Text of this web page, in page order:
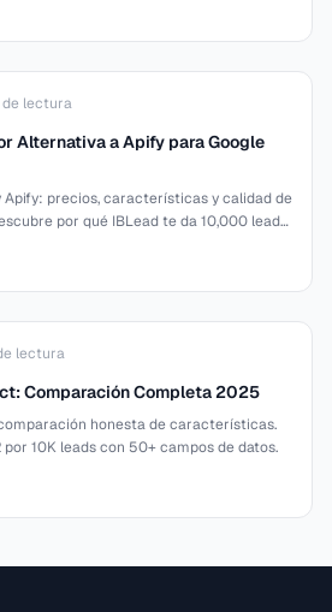
de lectura
Alternativa a Apify para Google
Apify: precios, características y calidad de
por qué IBLead te da 10,000 leads
lectura
Comparación Completa 2025
honesta de características.
10K leads con 50+ campos de datos.